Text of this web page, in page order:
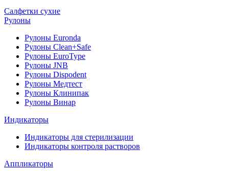
Салфетки сухие
Рулоны
Рулоны Euronda
Рулоны Clean+Safe
Рулоны EuroType
Рулоны JNB
Рулоны Dispodent
Рулоны Медтест
Рулоны Клинипак
Рулоны Винар
Индикаторы
Индикаторы для стерилизации
Индикаторы контроля растворов
Аппликаторы